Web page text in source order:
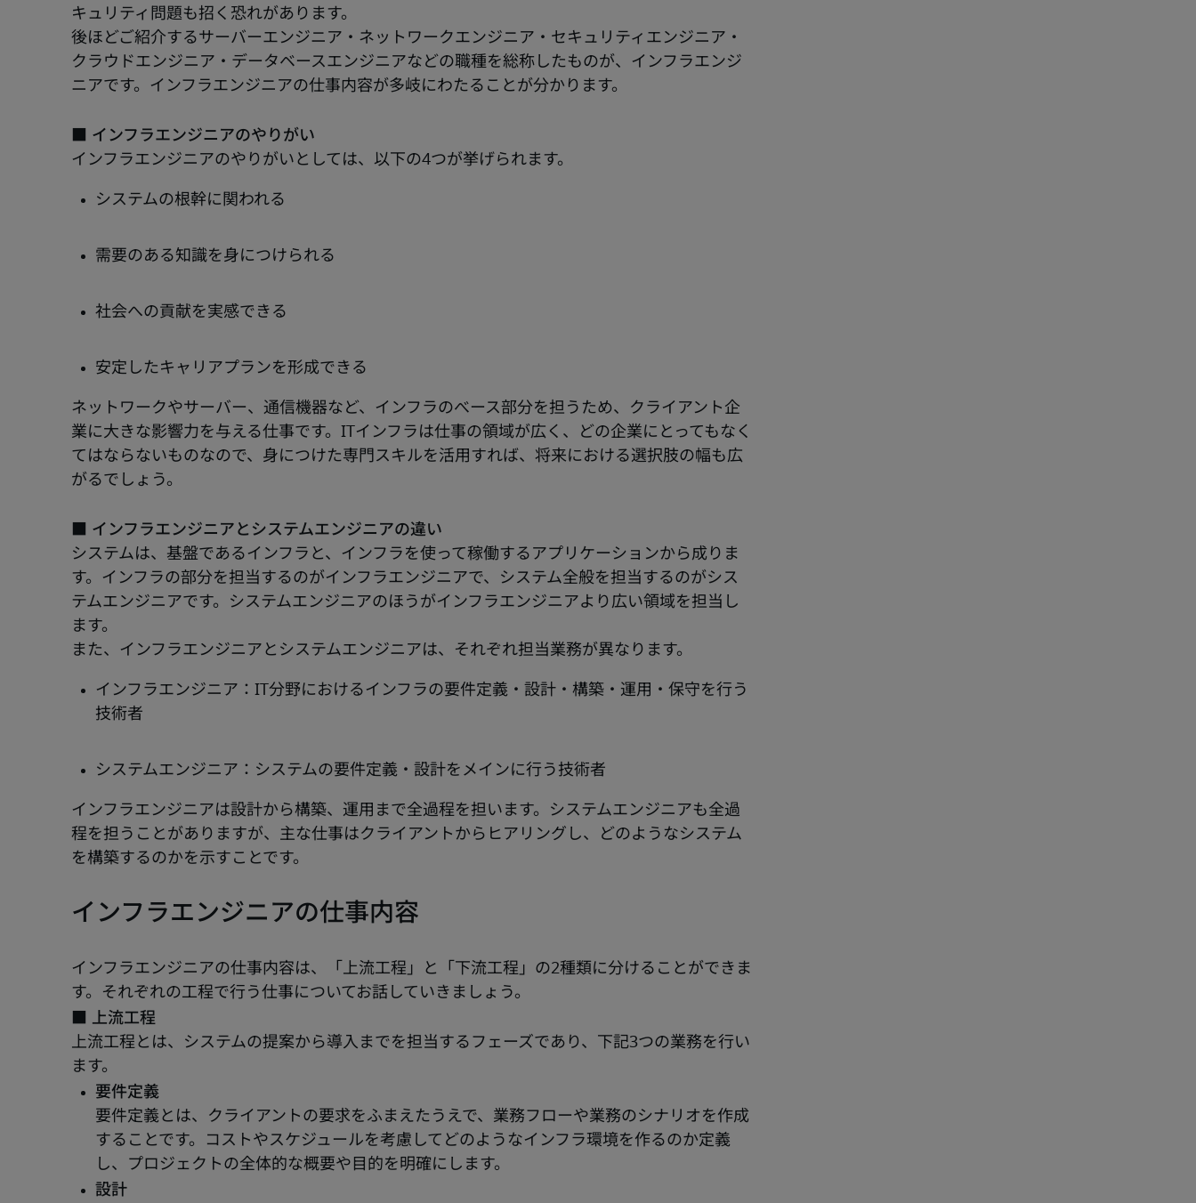
キュリティ問題も招く恐れがあります。
後ほどご紹介するサーバーエンジニア・ネットワークエンジニア・セキュリティエンジニア・
クラウドエンジニア・データベースエンジニアなどの職種を総称したものが、インフラエンジ
ニアです。インフラエンジニアの仕事内容が多岐にわたることが分かります。
■ インフラエンジニアのやりがい
インフラエンジニアのやりがいとしては、以下の4つが挙げられます。
ネットワークやサーバー、通信機器など、インフラのべース部分を担うため、クライアント企
業に大きな影響力を与える仕事です。ITインフラは仕事の領域が広く、どの企業にとってもなく
てはならないものなので、身につけた専門スキルを活用すれば、将来における選択肢の幅も広
がるでしょう。
■ インフラエンジニアとシステムエンジニアの違い
システムは、基盤であるインフラと、インフラを使って稼働するアプリケーションから成りま
す。インフラの部分を担当するのがインフラエンジニアで、システム全般を担当するのがシス
テムエンジニアです。システムエンジニアのほうがインフラエンジニアより広い領域を担当し
ます。
また、インフラエンジニアとシステムエンジニアは、それぞれ担当業務が異なります。
インフラエンジニアは設計から構築、運用まで全過程を担います。システムエンジニアも全過
程を担うことがありますが、主な仕事はクライアントからヒアリングし、どのようなシステム
を構築するのかを示すことです。
インフラエンジニアの仕事内容
インフラエンジニアの仕事内容は、「上流工程」と「下流工程」の2種類に分けることができま
す。それぞれの工程で行う仕事についてお話していきましょう。
■ 上流工程
上流工程とは、システムの提案から導入までを担当するフェーズであり、下記3つの業務を行い
ます。